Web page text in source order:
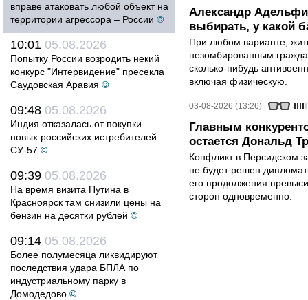
вправе атаковать любой объект на
территории агрессора – России ©
10:01 05.08.2026
Попытку России возродить некий
конкурс "Интервидение" пресекла
Саудовская Аравия ©
09:48 05.08.2026
Индия отказалась от покупки
новых российских истребителей
СУ-57 ©
09:39 05.08.2026
На время визита Путина в
Красноярск там снизили цены на
бензин на десятки рублей ©
09:14 05.08.2026
Более полумесяца ликвидируют
последствия удара БПЛА по
индустриальному парку в
Домодедово ©
Александр
выбирать, у какой
При любом варианте,
незомбированным
сколько-нибудь
включая физическую.
03-08-2026 (13:26)
Главным
остается Дональд
Конфликт в Персидском
не будет решен
его продолжения
сторон одновременно.